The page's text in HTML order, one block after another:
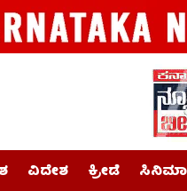
ವಿದೇಶ ಕ್ರೀಡೆ